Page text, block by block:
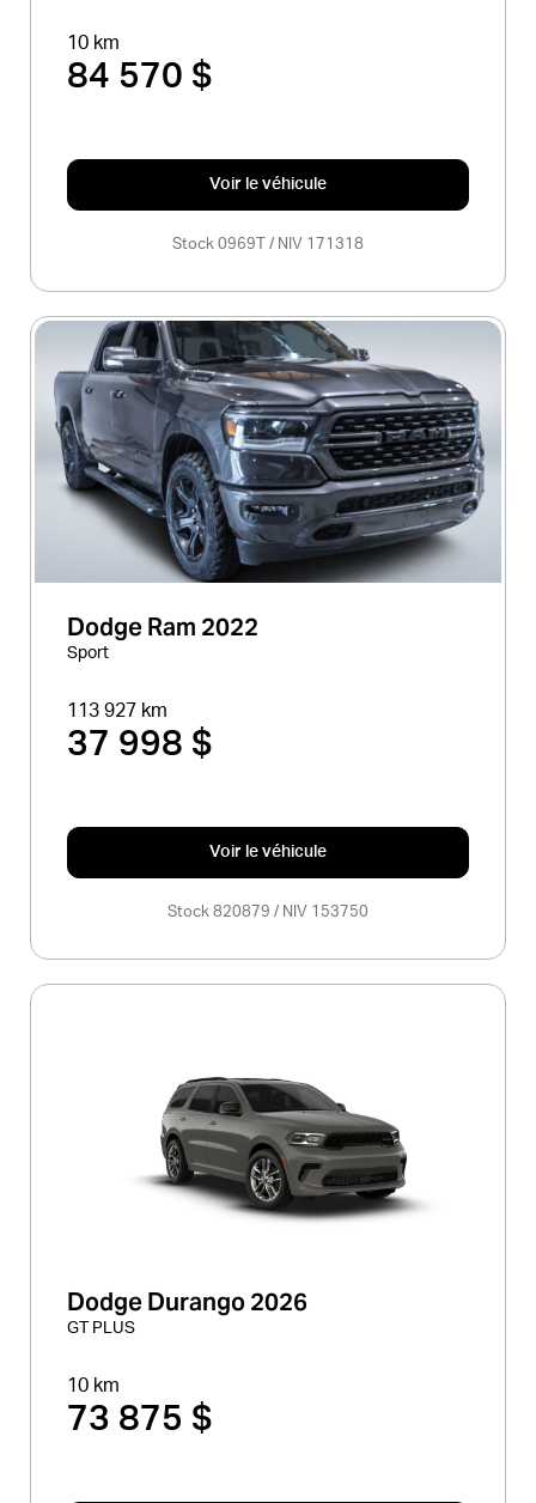
10 km
84 570 $
Voir le véhicule
Stock 0969T / NIV 171318
Dodge Ram 2022
Sport
113 927 km
37 998 $
Voir le véhicule
Stock 820879 / NIV 153750
Dodge Durango 2026
GT PLUS
10 km
73 875 $